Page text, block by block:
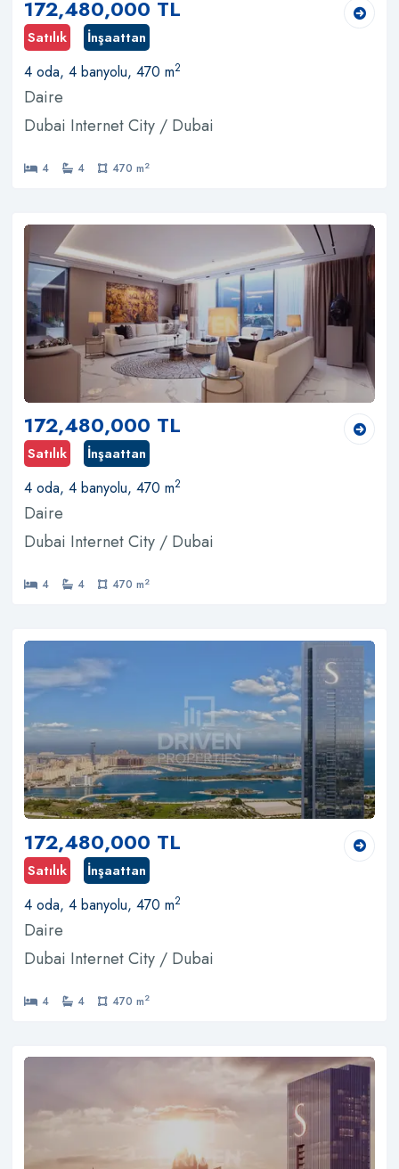
172,480,000 TL
Satılık İnşaattan
4 oda, 4 banyolu, 470 m2
Daire
Dubai Internet City / Dubai
4 4 470 m2
172,480,000 TL
Satılık İnşaattan
4 oda, 4 banyolu, 470 m2
Daire
Dubai Internet City / Dubai
4 4 470 m2
172,480,000 TL
Satılık İnşaattan
4 oda, 4 banyolu, 470 m2
Daire
Dubai Internet City / Dubai
4 4 470 m2